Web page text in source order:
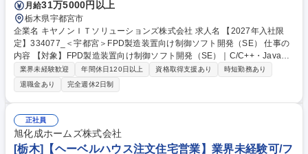
月給31万5000円以上
栃木県宇都宮市
企業名 キヤノンＩＴソリューションズ株式会社 求人名 【2027年入社限
定】334077_＜宇都宮＞FPD製造装置向け制御ソフト開発（SE） 仕事の
内容 【対象】FPD製造装置向け制御ソフト開発（SE）｜C/C++・Java・
大規模プロジェクト（60名規模プロジェクト） 【役割】SE（将来的にサ
ブリーダー→PL→PMへステップアップしていただく。チーム人数5～10
名程度） 【内容】 ■要求仕様にもとづき、装置制御の基本設計・詳細設
計、プログラミング、実機シミュレーターまたは実機を用いた評価 ■業務
を理解した後は、週3日程度、リモートワークで業務をしていただけま
す。 募集職種 【2027年入社限定】334077_＜宇都宮＞FPD製造装置向け
制御ソフト開発（SE）
業界未経験歓迎 年間休日120日以上 資格取得支援あり
時短勤務あり
退職金あり
完全週休2日制
正社員
旭化成ホームズ株式会社
[栃木]【ヘーベルハウス注文住宅営業】業界未経験可/フ